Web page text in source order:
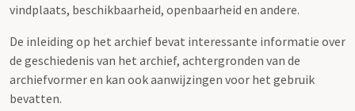
vindplaats, beschikbaarheid, openbaarheid en andere.
De inleiding op het archief bevat interessante informatie over
de geschiedenis van het archief, achtergronden van de
archiefvormer en kan ook aanwijzingen voor het gebruik
bevatten.